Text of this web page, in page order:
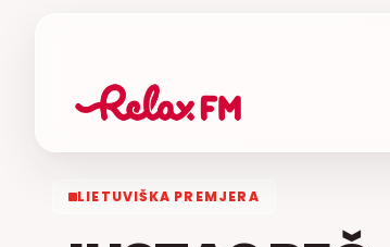
LIETUVIŠKA PREMJERA